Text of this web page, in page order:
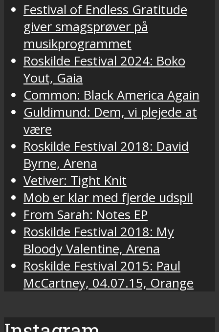
Festival of Endless Gratitude
giver smagsprøver på
musikprogrammet
Roskilde Festival 2024: Boko
Yout, Gaia
Common: Black America Again
Guldimund: Dem, vi plejede at
være
Roskilde Festival 2018: David
Byrne, Arena
Vetiver: Tight Knit
Mob er klar med fjerde udspil
From Sarah: Notes EP
Roskilde Festival 2018: My
Bloody Valentine, Arena
Roskilde Festival 2015: Paul
McCartney, 04.07.15, Orange